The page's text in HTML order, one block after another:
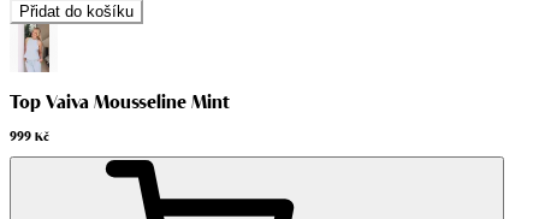
Přidat do košíku
Top Vaiva Mousseline Mint
999 Kč